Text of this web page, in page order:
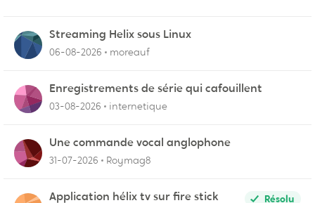
Streaming Helix sous Linux
06-08-2026 moreauf
Enregistrements de série qui cafouillent
03-08-2026 internetique
Une commande vocal anglophone
31-07-2026 Roymag8
Application hélix tv sur fire stick Résolu